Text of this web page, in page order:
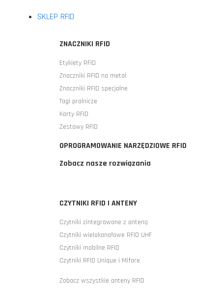
SKLEP RFID
ZNACZNIKI RFID
Etykiety RFID
Znaczniki RFID na metal
Znaczniki RFID specjalne
Tagi pralnicze
Karty RFID
Zestawy RFID
OPROGRAMOWANIE NARZĘDZIOWE RFID
Zobacz nasze rozwiązania
CZYTNIKI RFID I ANTENY
Czytniki zintegrowane z anteną
Czytniki wielokanałowe RFID UHF
Czytniki mobilne RFID
Czytniki RFID Unique i Mifare
Zobacz wszystkie anteny RFID